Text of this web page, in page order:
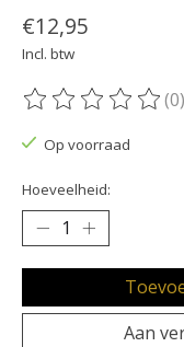
€12,95
Incl. btw
De beoordeling (0)
Op voorraad
Hoeveelheid:
Aan